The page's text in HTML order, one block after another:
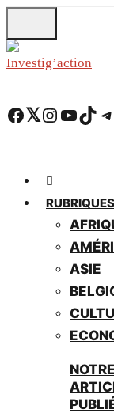
to
main
Facebook Twitter Instagram YouTube TikTok Telegram
RUBRIQUES
ASIE